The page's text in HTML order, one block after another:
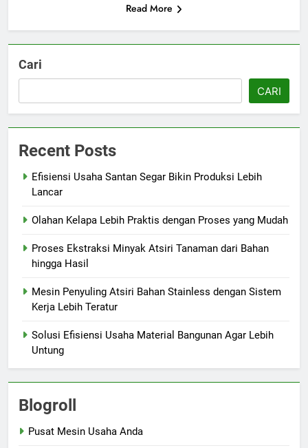
Read More
Cari
CARI
Recent Posts
Efisiensi Usaha Santan Segar Bikin Produksi Lebih
Lancar
Olahan Kelapa Lebih Praktis dengan Proses yang Mudah
Proses Ekstraksi Minyak Atsiri Tanaman dari Bahan
hingga Hasil
Mesin Penyuling Atsiri Bahan Stainless dengan Sistem
Kerja Lebih Teratur
Solusi Efisiensi Usaha Material Bangunan Agar Lebih
Untung
Blogroll
Pusat Mesin Usaha Anda